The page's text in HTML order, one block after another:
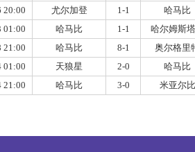
20:00 尤尔加登 1-1
哈马比
01:00 哈马比 1-1
哈尔姆斯
21:00 哈马比 8-1
奥尔格里
01:00 天狼星 2-0
哈马比
21:00 哈马比 3-0 米亚尔比